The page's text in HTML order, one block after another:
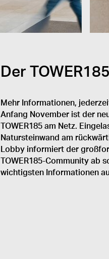
Der
Mehr Informationen,
Anfang November ist der
TOWER185 am Netz.
Natursteinwand am
Lobby informiert der
TOWER185-Community ab
wichtigsten Informationen